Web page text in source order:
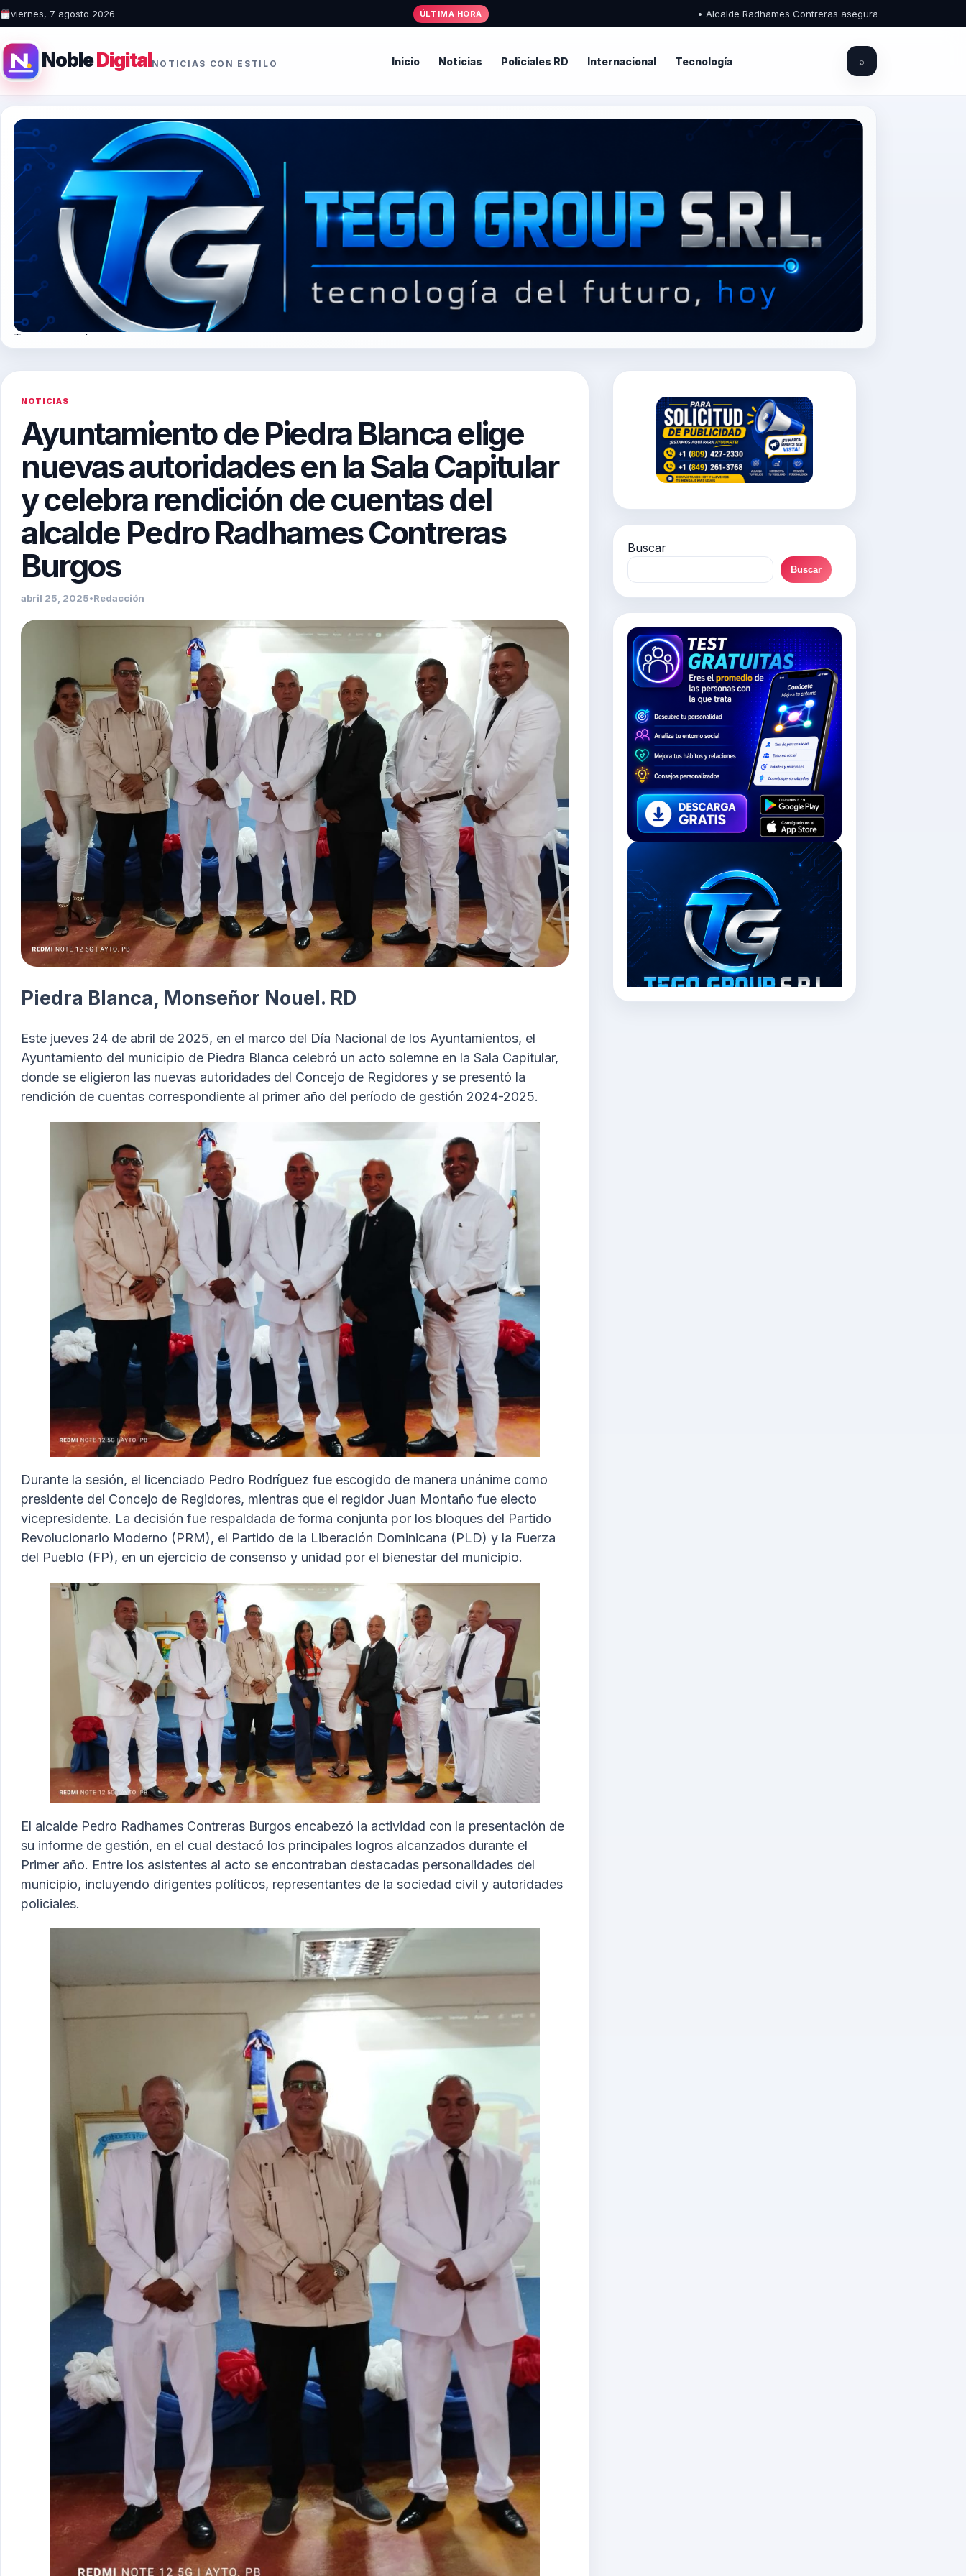
viernes, 7 agosto 2026 ÚLTIMA HORA • Alcalde Radhames Contreras asegura que el Palacio Municipal de
NobleDigitalNOTICIAS CON ESTILO Inicio Noticias Policiales RD Internacional Tecnología ⌕
Tegogroupsrl.com
NOTICIAS
Ayuntamiento de Piedra Blanca elige
nuevas autoridades en la Sala Capitular
y celebra rendición de cuentas del
alcalde Pedro Radhames Contreras
Burgos
abril 25, 2025•Redacción
Piedra Blanca, Monseñor Nouel. RD
Este jueves 24 de abril de 2025, en el marco del Día Nacional de los Ayuntamientos, el
Ayuntamiento del municipio de Piedra Blanca celebró un acto solemne en la Sala Capitular,
donde se eligieron las nuevas autoridades del Concejo de Regidores y se presentó la
rendición de cuentas correspondiente al primer año del período de gestión 2024-2025.
Durante la sesión, el licenciado Pedro Rodríguez fue escogido de manera unánime como
presidente del Concejo de Regidores, mientras que el regidor Juan Montaño fue electo
vicepresidente. La decisión fue respaldada de forma conjunta por los bloques del Partido
Revolucionario Moderno (PRM), el Partido de la Liberación Dominicana (PLD) y la Fuerza
del Pueblo (FP), en un ejercicio de consenso y unidad por el bienestar del municipio.
El alcalde Pedro Radhames Contreras Burgos encabezó la actividad con la presentación de
su informe de gestión, en el cual destacó los principales logros alcanzados durante el
Primer año. Entre los asistentes al acto se encontraban destacadas personalidades del
municipio, incluyendo dirigentes políticos, representantes de la sociedad civil y autoridades
policiales.
Buscar
Buscar